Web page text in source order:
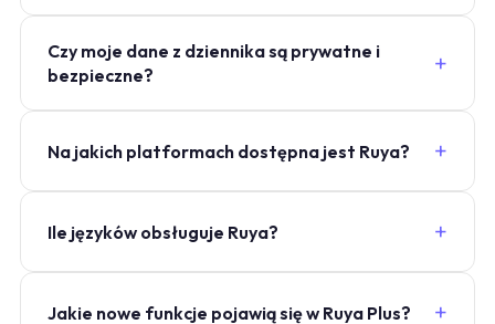
Czy moje dane z dziennika są prywatne i
bezpieczne?
Na jakich platformach dostępna jest Ruya?
Ile języków obsługuje Ruya?
Jakie nowe funkcje pojawią się w Ruya Plus?